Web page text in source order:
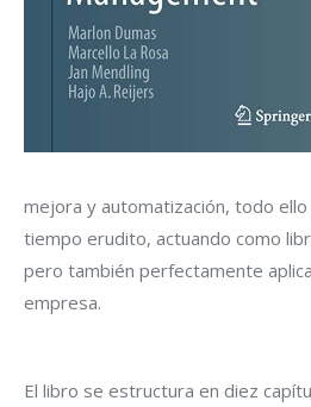
mejora y automatización, todo
tiempo erudito, actuando como
pero también perfectamente
empresa.
El libro se estructura en diez